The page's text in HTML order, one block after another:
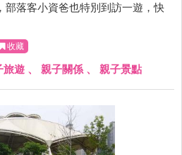
部落客小資爸也特別到訪一遊，快
收藏
旅遊 、 親子關係 、 親子景點